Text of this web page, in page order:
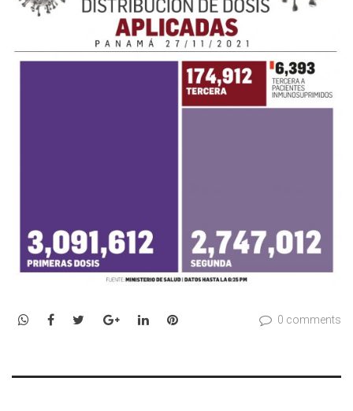
WhatsApp
Facebook
TwitterGoogle+LinkedInPinterest 0 comments